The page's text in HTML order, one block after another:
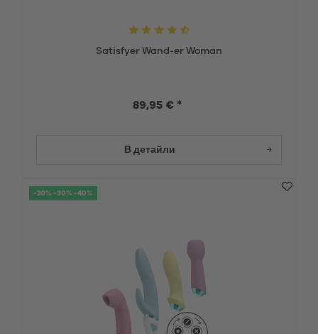
Satisfyer Wand-er Woman
89,95 € *
В детайли
-20% -30% -40%